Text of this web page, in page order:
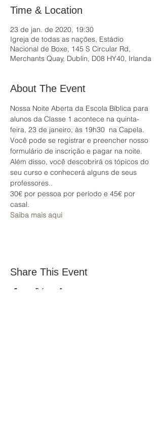
Time & Location
23 de jan. de 2020, 19:30
Igreja de todas as nações, Estádio
Nacional de Boxe, 145 S Circular Rd,
Merchants Quay, Dublin, D08 HY40, Irlanda
About The Event
Nossa Noite Aberta da Escola Bíblica para
alunos da Classe 1 acontece na quinta-
feira, 23 de janeiro, às 19h30  na Capela.
Você pode se registrar e preencher nosso
formulário de inscrição e pagar na noite.
Além disso, você descobrirá os tópicos do
seu curso e conhecerá alguns de seus
professores..
30€ por pessoa por período e 45€ por
casal.
Saiba mais aqui
Share This Event